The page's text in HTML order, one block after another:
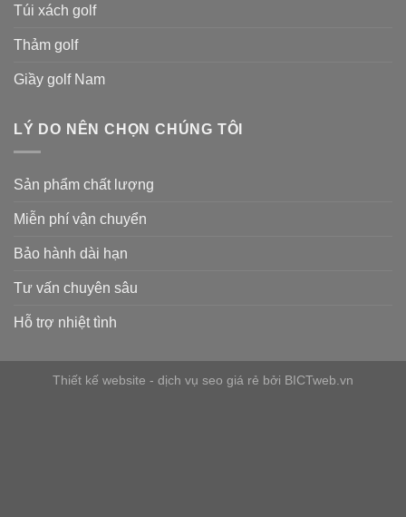
Túi xách golf
Thảm golf
Giầy golf Nam
LÝ DO NÊN CHỌN CHÚNG TÔI
Sản phẩm chất lượng
Miễn phí vận chuyển
Bảo hành dài hạn
Tư vấn chuyên sâu
Hỗ trợ nhiệt tình
Thiết kế website - dịch vụ seo giá rẻ bởi BICTweb.vn